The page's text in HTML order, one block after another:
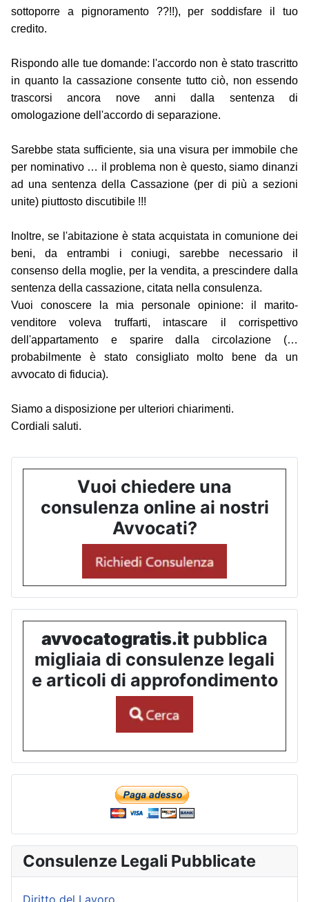
sottoporre a pignoramento ??!!), per soddisfare il tuo
credito.
Rispondo alle tue domande: l'accordo non è stato trascritto
in quanto la cassazione consente tutto ciò, non essendo
trascorsi ancora nove anni dalla sentenza di
omologazione dell'accordo di separazione.
Sarebbe stata sufficiente, sia una visura per immobile che
per nominativo … il problema non è questo, siamo dinanzi
ad una sentenza della Cassazione (per di più a sezioni
unite) piuttosto discutibile !!!
Inoltre, se l'abitazione è stata acquistata in comunione dei
beni, da entrambi i coniugi, sarebbe necessario il
consenso della moglie, per la vendita, a prescindere dalla
sentenza della cassazione, citata nella consulenza.
Vuoi conoscere la mia personale opinione: il marito-
venditore voleva truffarti, intascare il corrispettivo
dell'appartamento e sparire dalla circolazione (…
probabilmente è stato consigliato molto bene da un
avvocato di fiducia).
Siamo a disposizione per ulteriori chiarimenti.
Cordiali saluti.
Vuoi chiedere una
consulenza online ai nostri
Avvocati?
avvocatogratis.it pubblica
migliaia di consulenze legali
e articoli di approfondimento
Consulenze Legali Pubblicate